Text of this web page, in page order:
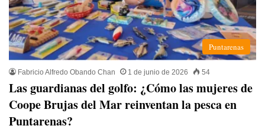
Puntarenas
Fabricio Alfredo Obando Chan 1 de junio de 2026 54
Las guardianas del golfo: ¿Cómo las mujeres de
Coope Brujas del Mar reinventan la pesca en
Puntarenas? ​